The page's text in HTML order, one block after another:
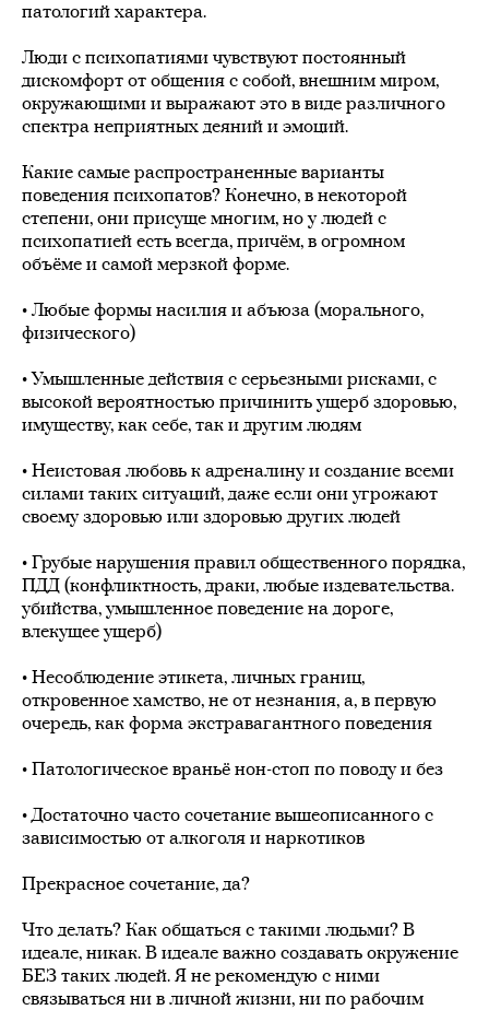
патологий характера.
Люди с психопатиями чувствуют постоянный
дискомфорт от общения с собой, внешним миром,
окружающими и выражают это в виде различного
спектра неприятных деяний и эмоций.
Какие самые распространенные варианты
поведения психопатов? Конечно, в некоторой
степени, они присуще многим, но у людей с
психопатией есть всегда, причём, в огромном
объёме и самой мерзкой форме.
• Любые формы насилия и абъюза (морального,
физического)
• Умышленные действия с серьезными рисками, с
высокой вероятностью причинить ущерб здоровью,
имуществу, как себе, так и другим людям
• Неистовая любовь к адреналину и создание всеми
силами таких ситуаций, даже если они угрожают
своему здоровью или здоровью других людей
• Грубые нарушения правил общественного порядка,
ПДД (конфликтность, драки, любые издевательства.
убийства, умышленное поведение на дороге,
влекущее ущерб)
• Несоблюдение этикета, личных границ,
откровенное хамство, не от незнания, а, в первую
очередь, как форма экстравагантного поведения
• Патологическое враньё нон-стоп по поводу и без
• Достаточно часто сочетание вышеописанного с
зависимостью от алкоголя и наркотиков
Прекрасное сочетание, да?
Что делать? Как общаться с такими людьми? В
идеале, никак. В идеале важно создавать окружение
БЕЗ таких людей. Я не рекомендую с ними
связываться ни в личной жизни, ни по рабочим